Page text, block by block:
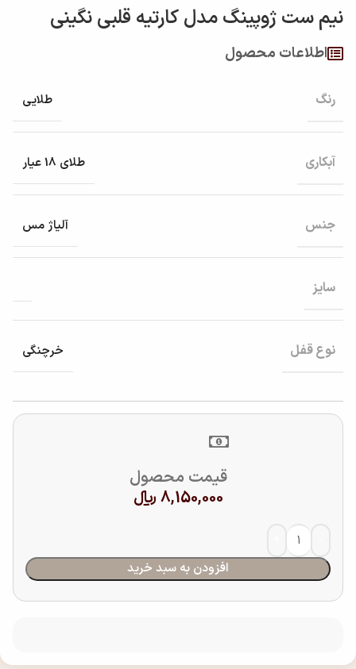
نيم ست ژوپینگ مدل کارتيه قلبي نگيني
اطلاعات محصول
رنگ طلایی
آبکاری طلای 18 عیار
جنس آلیاژ مس
سایز
نوع قفل خرچنگی
قیمت محصول
8,150,000 ﷼
افزودن به سبد خرید